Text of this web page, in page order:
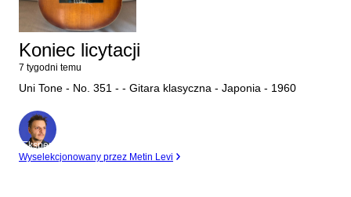
Koniec licytacji
7 tygodni temu
Uni Tone - No. 351 - - Gitara klasyczna - Japonia - 1960
Ekspert
Wyselekcjonowany przez Metin Levi